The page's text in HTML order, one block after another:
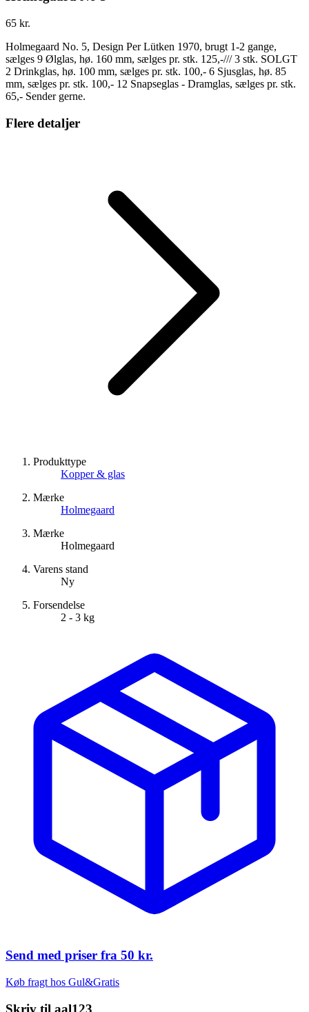
65 kr.
Holmegaard No. 5, Design Per Lütken 1970, brugt 1-2 gange,
sælges 9 Ølglas, hø. 160 mm, sælges pr. stk. 125,-/// 3 stk. SOLGT
2 Drinkglas, hø. 100 mm, sælges pr. stk. 100,- 6 Sjusglas, hø. 85
mm, sælges pr. stk. 100,- 12 Snapseglas - Dramglas, sælges pr. stk.
65,- Sender gerne.
Flere detaljer
Produkttype
Kopper & glas
Mærke
Holmegaard
Mærke
Holmegaard
Varens stand
Ny
Forsendelse
2 - 3 kg
Send med priser fra 50 kr.
Køb fragt hos Gul&Gratis
Skriv til aal123